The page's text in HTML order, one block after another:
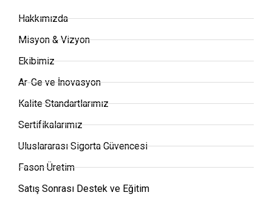
Hakkımızda
Misyon & Vizyon
Ekibimiz
Ar-Ge ve İnovasyon
Kalite Standartlarımız
Sertifikalarımız
Uluslararası Sigorta Güvencesi
Fason Üretim
Satış Sonrası Destek ve Eğitim